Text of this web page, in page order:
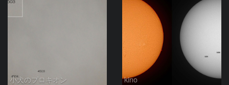
小犬のプロキオン kino